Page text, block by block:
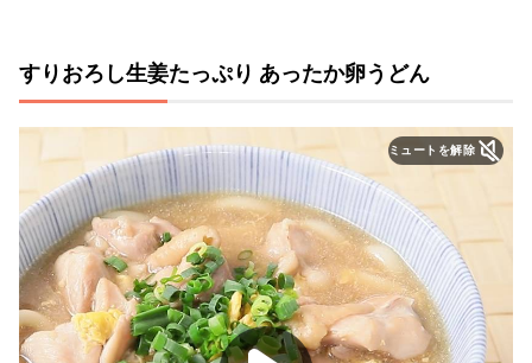
すりおろし生姜たっぷり あったか卵うどん
ミュートを解除